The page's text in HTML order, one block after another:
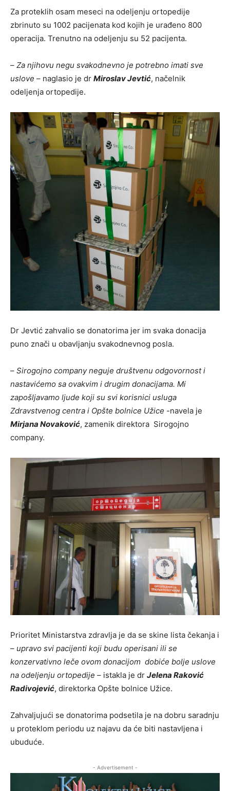
Za proteklih osam meseci na odeljenju ortopedije
zbrinuto su 1002 pacijenata kod kojih je urađeno 800
operacija. Trenutno na odeljenju su 52 pacijenta.
– Za njihovu negu svakodnevno je potrebno imati sve
uslove – naglasio je dr Miroslav Jevtić, načelnik
odeljenja ortopedije.
Dr Jevtić zahvalio se donatorima jer im svaka donacija
puno znači u obavljanju svakodnevnog posla.
– Sirogojno company neguje društvenu odgovornost i
nastavićemo sa ovakvim i drugim donacijama. Mi
zapošljavamo ljude koji su svi korisnici usluga
Zdravstvenog centra i Opšte bolnice Užice -navela je
Mirjana Novaković, zamenik direktora Sirogojno
company.
Prioritet Ministarstva zdravlja je da se skine lista čekanja i
– upravo svi pacijenti koji budu operisani ili se
konzervativno leče ovom donacijom dobiće bolje uslove
na odeljenju ortopedije – istakla je dr Jelena Raković
Radivojević, direktorka Opšte bolnice Užice.
Zahvaljujući se donatorima podsetila je na dobru saradnju
u proteklom periodu uz najavu da će biti nastavljena i
ubuduće.
- Advertisement -